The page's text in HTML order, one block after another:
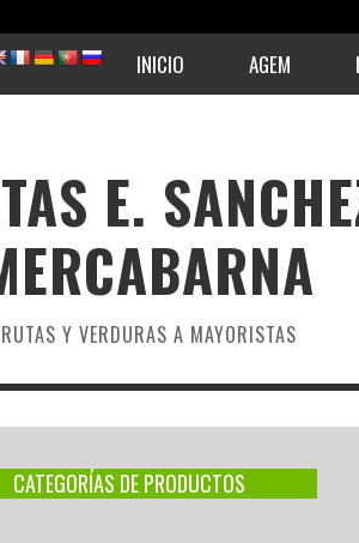
INICIO AGEM
E.
Y VERDURAS A MAYORISTAS
CATEGORÍAS DE PRODUCTOS